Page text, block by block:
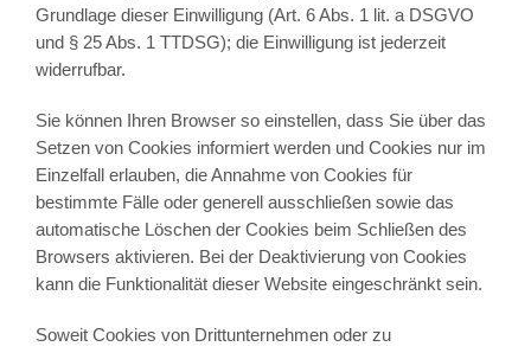
Grundlage dieser Einwilligung (Art. 6 Abs. 1 lit. a DSGVO
und § 25 Abs. 1 TTDSG); die Einwilligung ist jederzeit
widerrufbar.
Sie können Ihren Browser so einstellen, dass Sie über das
Setzen von Cookies informiert werden und Cookies nur im
Einzelfall erlauben, die Annahme von Cookies für
bestimmte Fälle oder generell ausschließen sowie das
automatische Löschen der Cookies beim Schließen des
Browsers aktivieren. Bei der Deaktivierung von Cookies
kann die Funktionalität dieser Website eingeschränkt sein.
Soweit Cookies von Drittunternehmen oder zu